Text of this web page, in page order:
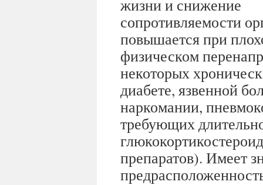
жизни и снижение
сопротивляемости
повышается при
физическом
некоторых
диабете, язвенной
наркомании,
требующих
препаратов). Имеет